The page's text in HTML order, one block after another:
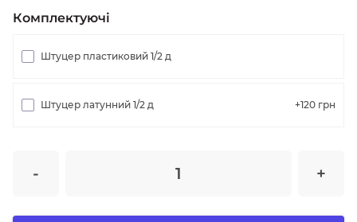
Комплектуючі
Штуцер пластиковий 1/2 д
Штуцер латунний 1/2 д +120 грн
- +